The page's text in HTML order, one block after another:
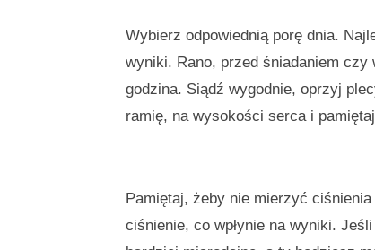
Wybierz odpowiednią porę dnia.
wyniki. Rano, przed śniadaniem czy
godzina. Siądź wygodnie, oprzyj
ramię, na wysokości serca i
Pamiętaj, żeby nie mierzyć
ciśnienie, co wpłynie na wyniki.